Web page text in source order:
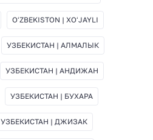
OʻZBEKISTON | XOʻJAYLI
УЗБЕКИСТАН | АЛМАЛЫК
УЗБЕКИСТАН | АНДИЖАН
УЗБЕКИСТАН | БУХАРА
УЗБЕКИСТАН | ДЖИЗАК